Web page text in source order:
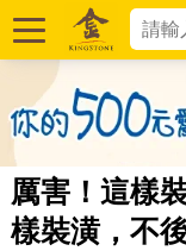
厲害！這樣
樣裝潢，不